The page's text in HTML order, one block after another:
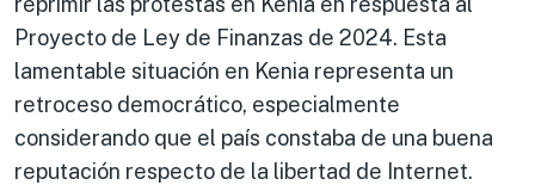
Proyecto de Ley de Finanzas de 2024. Esta
lamentable situación en Kenia representa un
retroceso democrático, especialmente
considerando que el país constaba de una buena
reputación respecto de la libertad de Internet.